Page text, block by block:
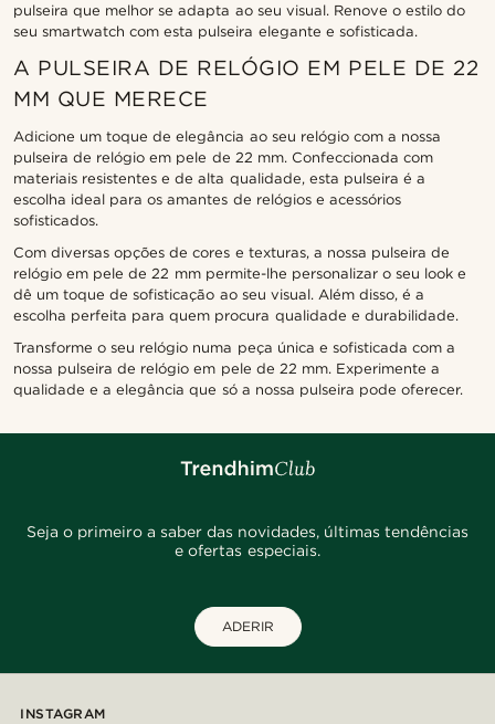
pulseira que melhor se adapta ao seu visual. Renove o estilo do
seu smartwatch com esta pulseira elegante e sofisticada.
A PULSEIRA DE RELÓGIO EM PELE DE 22
MM QUE MERECE
Adicione um toque de elegância ao seu relógio com a nossa
pulseira de relógio em pele de 22 mm. Confeccionada com
materiais resistentes e de alta qualidade, esta pulseira é a
escolha ideal para os amantes de relógios e acessórios
sofisticados.
Com diversas opções de cores e texturas, a nossa pulseira de
relógio em pele de 22 mm permite-lhe personalizar o seu look e
dê um toque de sofisticação ao seu visual. Além disso, é a
escolha perfeita para quem procura qualidade e durabilidade.
Transforme o seu relógio numa peça única e sofisticada com a
nossa pulseira de relógio em pele de 22 mm. Experimente a
qualidade e a elegância que só a nossa pulseira pode oferecer.
Seja o primeiro a saber das novidades, últimas tendências
e ofertas especiais.
ADERIR
INSTAGRAM